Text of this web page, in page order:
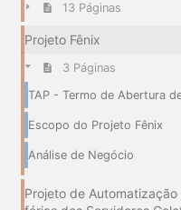
13 Páginas
Projeto Fênix
3 Páginas
TAP - Termo de Abertura
Escopo do Projeto Fênix
Análise de Negócio
Projeto de